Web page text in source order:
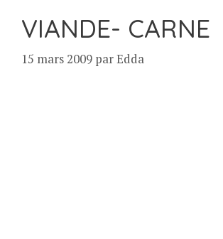
VIANDE- CARNE
15 mars 2009 parEdda